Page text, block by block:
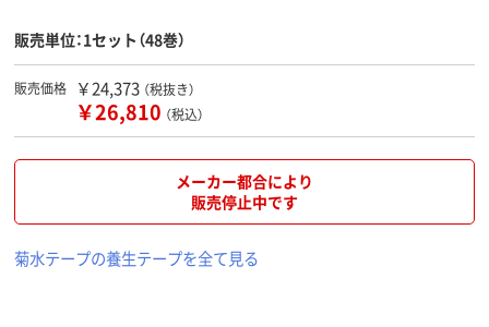
販売単位：1セット（48巻）
販売価格 ￥24,373 （税抜き）
￥26,810 （税込）
メーカー都合により
販売停止中です
菊水テープの養生テープを全て見る